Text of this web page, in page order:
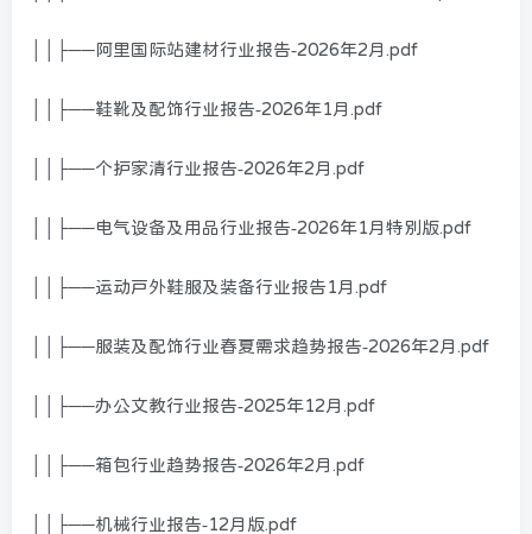
││├──阿里国际站建材行业报告-2026年2月.pdf
││├──鞋靴及配饰行业报告-2026年1月.pdf
││├──个护家清行业报告-2026年2月.pdf
││├──电气设备及用品行业报告-2026年1月特别版.pdf
││├──运动户外鞋服及装备行业报告1月.pdf
││├──服装及配饰行业春夏需求趋势报告-2026年2月.pdf
││├──办公文教行业报告-2025年12月.pdf
││├──箱包行业趋势报告-2026年2月.pdf
││├──机械行业报告-12月版.pdf